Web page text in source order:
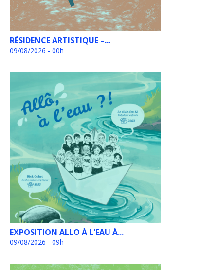
RÉSIDENCE ARTISTIQUE –...
09/08/2026 - 00h
EXPOSITION ALLO À L'EAU À...
09/08/2026 - 09h